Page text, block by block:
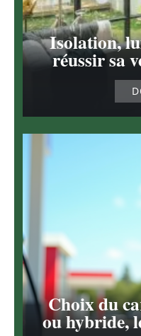
Isolation,
réussir sa
Choix du
ou hybride,